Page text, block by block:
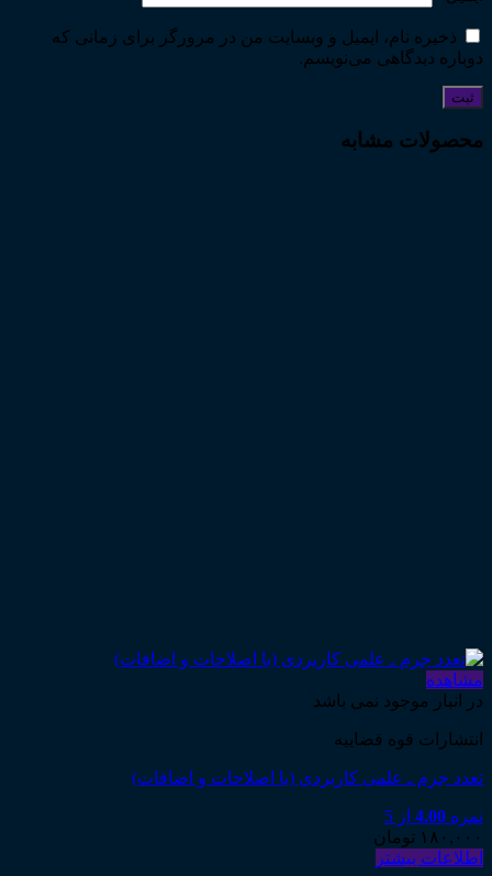
ذخیره نام، ایمیل و وبسایت من در مرورگر برای زمانی که
دوباره دیدگاهی می‌نویسم.
محصولات مشابه
مشاهده
در انبار موجود نمی باشد
انتشارات قوه قضاییه
تعدد جرم ـ علمی کاربردی (با اصلاحات و اضافات)
نمره 4.00 از 5
۱۸۰,۰۰۰ تومان
اطلاعات بیشتر